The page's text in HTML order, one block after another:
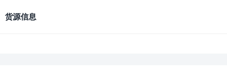
货源信息